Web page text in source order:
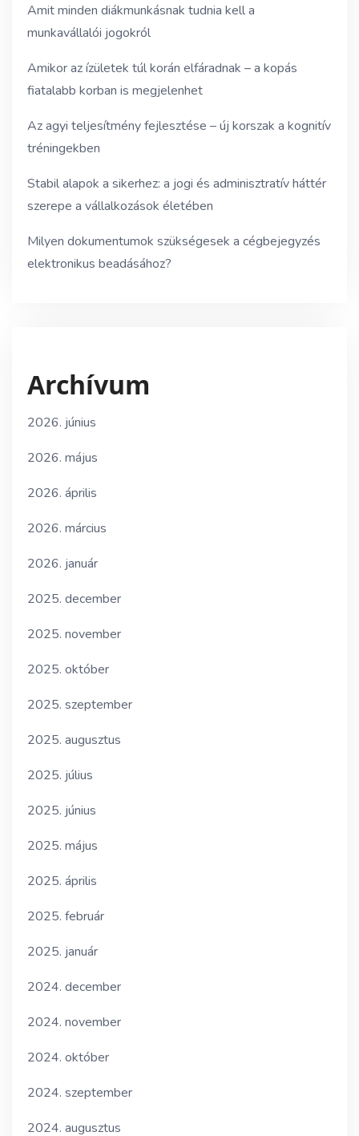
Amit minden diákmunkásnak tudnia kell a
munkavállalói jogokról
Amikor az ízületek túl korán elfáradnak – a kopás
fiatalabb korban is megjelenhet
Az agyi teljesítmény fejlesztése – új korszak a kognitív
tréningekben
Stabil alapok a sikerhez: a jogi és adminisztratív háttér
szerepe a vállalkozások életében
Milyen dokumentumok szükségesek a cégbejegyzés
elektronikus beadásához?
Archívum
2026. június
2026. május
2026. április
2026. március
2026. január
2025. december
2025. november
2025. október
2025. szeptember
2025. augusztus
2025. július
2025. június
2025. május
2025. április
2025. február
2025. január
2024. december
2024. november
2024. október
2024. szeptember
2024. augusztus